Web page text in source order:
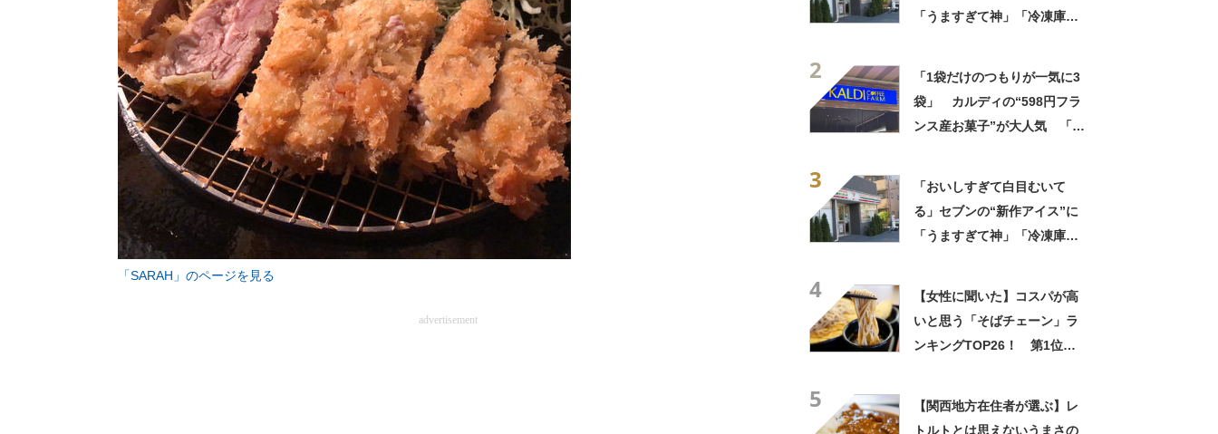
「SARAH」のページを見る
advertisement
「うますぎて神」「冷凍庫に
2
「1袋だけのつもりが一気に3
袋」 カルディの“598円フラ
ンス産お菓子”が大人気 「デ
3
「おいしすぎて白目むいて
る」セブンの“新作アイス”に
「うますぎて神」「冷凍庫に
4
【女性に聞いた】コスパが高
いと思う「そばチェーン」ラ
ンキングTOP26！ 第1位は
5
【関西地方在住者が選ぶ】レ
トルトとは思えないうまさの